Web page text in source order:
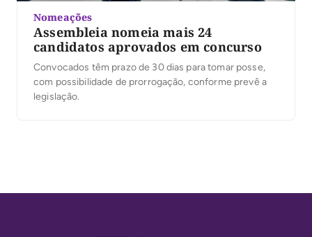
Nomeações
Assembleia nomeia mais 24
candidatos aprovados em concurso
Convocados têm prazo de 30 dias para tomar posse,
com possibilidade de prorrogação, conforme prevê a
legislação.